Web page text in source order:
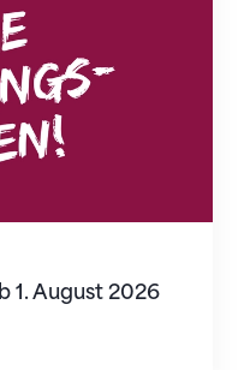
1. August 2026